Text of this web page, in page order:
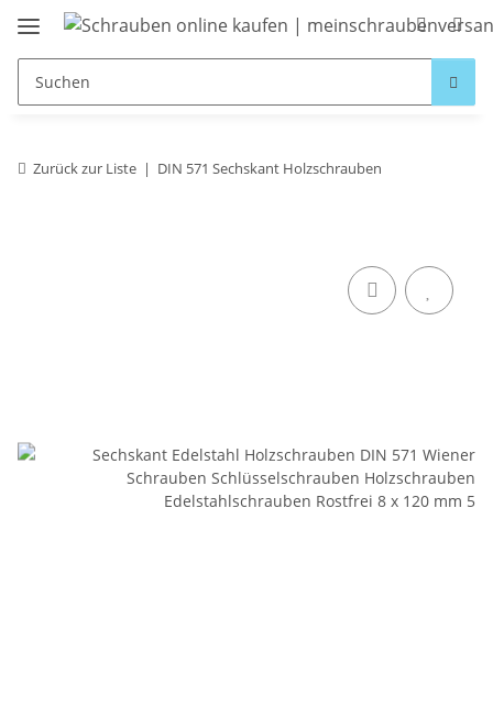
Zurück zur Liste DIN 571 Sechskant Holzschrauben